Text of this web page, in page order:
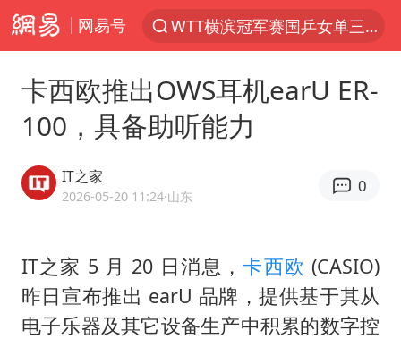
网易号
WTT横滨冠军赛国乒女单三将晋级四强
日本发布排名：“中国第一，美日德韩英法居后”
白海豚将正面袭击贯穿浙江
杭州全市有序停课
《欢迎来龙餐馆》口碑
检测列车撞人致11死2伤 涉事单位被罚
卡西欧推出OWS耳机earU ER-
100，具备助听能力
IT之家
2026-05-20 11:24·山东
0
IT之家 5 月 20 日消息，卡西欧 (CASIO)
昨日宣布推出 earU 品牌，提供基于其从
电子乐器及其它设备生产中积累的数字控